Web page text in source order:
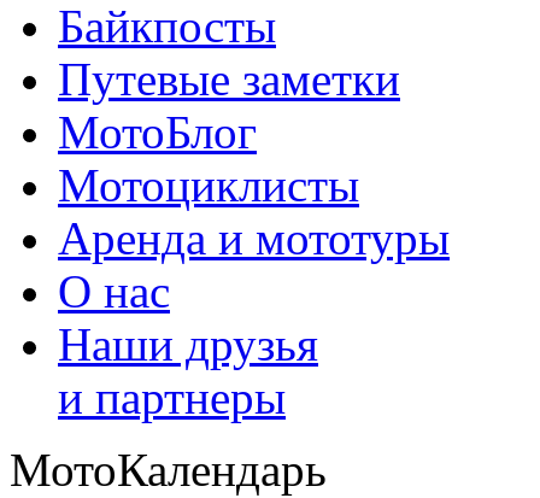
Байкпосты
Путевые заметки
МотоБлог
Мотоциклисты
Аренда и мототуры
О нас
Наши друзья
и партнеры
МотоКалендарь